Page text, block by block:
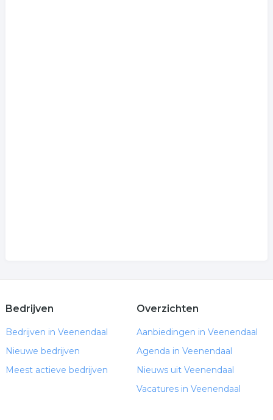
Bedrijven
Bedrijven in Veenendaal
Nieuwe bedrijven
Meest actieve bedrijven
Overzichten
Aanbiedingen in Veenendaal
Agenda in Veenendaal
Nieuws uit Veenendaal
Vacatures in Veenendaal